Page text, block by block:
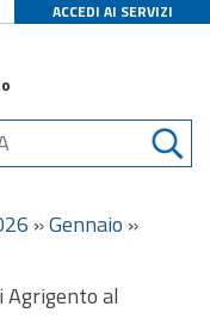
ACCEDI AI SERVIZI
»Gennaio »
Agrigento al